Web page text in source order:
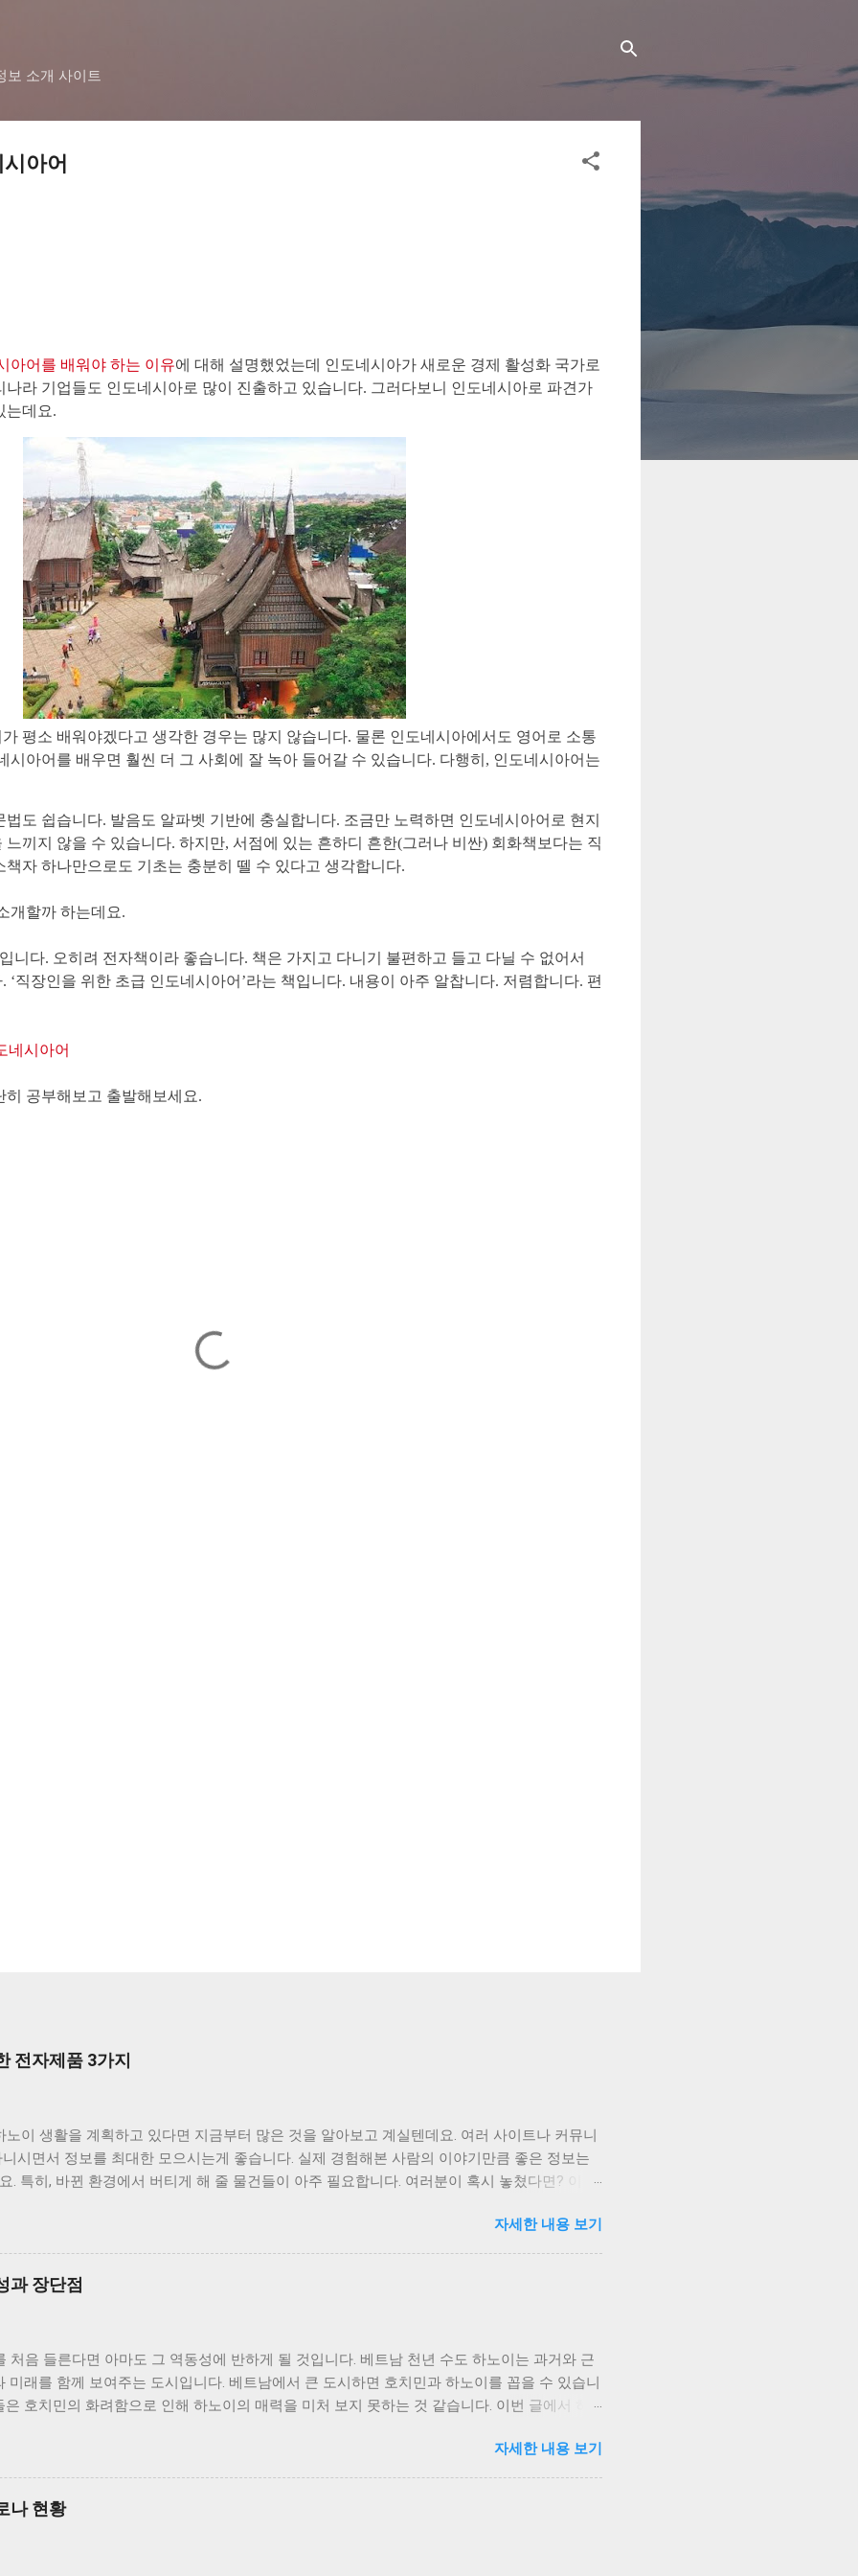
보 소개 사이트
아어
아어를 배워야 하는 이유에 대해 설명했었는데 인도네시아가 새로운 경제 활성화 국가로
라 기업들도 인도네시아로 많이 진출하고 있습니다. 그러다보니 인도네시아로 파견가
는데요.
평소 배워야겠다고 생각한 경우는 많지 않습니다. 물론 인도네시아에서도 영어로 소통
시아어를 배우면 훨씬 더 그 사회에 잘 녹아 들어갈 수 있습니다. 다행히, 인도네시아어는
도 쉽습니다. 발음도 알파벳 기반에 충실합니다. 조금만 노력하면 인도네시아어로 현지
끼지 않을 수 있습니다. 하지만, 서점에 있는 흔하디 흔한(그러나 비싼) 회화책보다는 직
자 하나만으로도 기초는 충분히 뗄 수 있다고 생각합니다.
개할까 하는데요.
니다. 오히려 전자책이라 좋습니다. 책은 가지고 다니기 불편하고 들고 다닐 수 없어서
‘직장인을 위한 초급 인도네시아어’라는 책입니다. 내용이 아주 알찹니다. 저렴합니다. 편
네시아어
공부해보고 출발해보세요.
전자제품 3가지
이 생활을 계획하고 있다면 지금부터 많은 것을 알아보고 계실텐데요. 여러 사이트나 커뮤니
시면서 정보를 최대한 모으시는게 좋습니다. 실제 경험해본 사람의 이야기만큼 좋은 정보는
. 특히, 바뀐 환경에서 버티게 해 줄 물건들이 아주 필요합니다. 여러분이 혹시 놓쳤다면? 이 글
씨에 에어컨이 필요한거 아니야? 라고 생각하셨다면 맞습니다. 에어컨 필수입니다. 그런데 낮
주구장창 에어컨을 켜고 살 수는 없는 노릇입니다. 밤에라도 에어컨을 끄고 살아야 하는데 선
잠 못드는 더위에 시달리게 됩니다. 다행히 베트남에는 아주 좋은 선풍기들을 저렴하게 판매
다. 굳이 한국에서 사갈 필요없이 베트남 전자제품 매장에서 구입하시면 됩니다. 베트남 전자
습니다. 베트남 집들은 기본적으로 단열이란 개념이 없습니다. 보통 맨 윗층 천장에만 단열재
다. 하노이 여름은 그렇게나 덥지만 겨울에는 그렇게 뼛 속까지 시릴 정도로 춥게 느껴집니다.
도 전후나 되지만 습도가 높아서 추위가 심하게 옵니다. 단열재가 없는 집은 겨울철 바깥의 추위
생활한다는 얘기를 쉽게 들을 수 있습니다. 실제로 한국에서 전기장판, 황토장판 배송받는 분
십니다. 전기밥솥 베트남은 세계 2위 쌀 수출국입니다. 우리나라보다 다양한 종류의 쌀이 생산
저렴합니다. 근데 자꾸 K-Mart 가서 한국 쌀을 사먹게 되더라구요. 아무래도 입맛은 쉽게 변하
자세한 내용 보기
과 장단점
음 들른다면 아마도 그 역동성에 반하게 될 것입니다. 베트남 천년 수도 하노이는 과거와 근
미래를 함께 보여주는 도시입니다. 베트남에서 큰 도시하면 호치민과 하노이를 꼽을 수 있습니
은 호치민의 화려함으로 인해 하노이의 매력을 미처 보지 못하는 것 같습니다. 이번 글에서 하
니다. 하노이 도시의 특성과 역사 하노이는 1,000년 전부터 왕조의 수도였습니다. 오랜 역사
간직하고 있는 도시입니다. 하노이의 한자 이름은 河內(하내)입니다. 강 안쪽이란 의미처
홍강(紅河) 안쪽에 위치해 있습니다. 하노이의 면적은 3,300km2(평방 킬로미터)로 서울
크기입니다. 인구는 약 805만명(20년 기준)이 살고 있습니다. 하노이가 현재의 모습을 갖추
자세한 내용 보기
나 현황